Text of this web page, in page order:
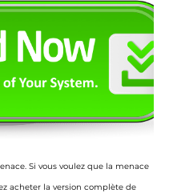
Si vous voulez que la menace
acheter la version complète de